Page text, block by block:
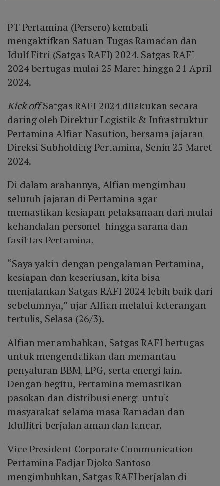
PT Pertamina (Persero) kembali
mengaktifkan Satuan Tugas Ramadan dan
Idulf Fitri (Satgas RAFI) 2024. Satgas RAFI
2024 bertugas mulai 25 Maret hingga 21 April
2024.
Kick offSatgas RAFI 2024 dilakukan secara
daring oleh Direktur Logistik & Infrastruktur
Pertamina Alfian Nasution, bersama jajaran
Direksi Subholding Pertamina, Senin 25 Maret
2024.
Di dalam arahannya, Alfian mengimbau
seluruh jajaran di Pertamina agar
memastikan kesiapan pelaksanaan dari mulai
kehandalan personel hingga sarana dan
fasilitas Pertamina.
“Saya yakin dengan pengalaman Pertamina,
kesiapan dan keseriusan, kita bisa
menjalankan Satgas RAFI 2024 lebih baik dari
sebelumnya,” ujar Alfian melalui keterangan
tertulis, Selasa (26/3).
Alfian menambahkan, Satgas RAFI bertugas
untuk mengendalikan dan memantau
penyaluran BBM, LPG, serta energi lain.
Dengan begitu, Pertamina memastikan
pasokan dan distribusi energi untuk
masyarakat selama masa Ramadan dan
Idulfitri berjalan aman dan lancar.
Vice President Corporate Communication
Pertamina Fadjar Djoko Santoso
mengimbuhkan, Satgas RAFI berjalan di